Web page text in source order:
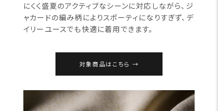
にくく盛夏のアクティブなシーンに対応しながら、ジ
ャカードの編み柄によりスポーティになりすぎず、デ
イリーユースでも快適に着用できます。
対象商品はこちら